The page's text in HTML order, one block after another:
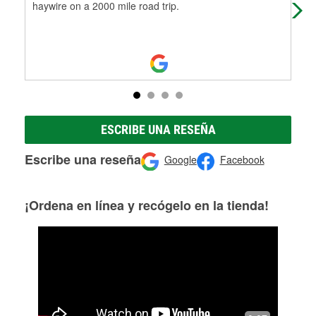
haywire on a 2000 mile road trip.
ESCRIBE UNA RESEÑA
Escribe una reseña Google Facebook
¡Ordena en línea y recógelo en la tienda!